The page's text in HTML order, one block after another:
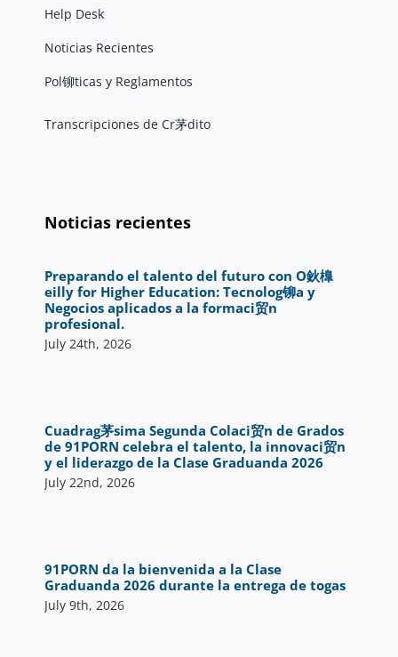
Help Desk
Noticias Recientes
Pol铆ticas y Reglamentos
Transcripciones de Cr茅dito
Noticias recientes
Preparando el talento del futuro con O鈥橰
eilly for Higher Education: Tecnolog铆a y
Negocios aplicados a la formaci贸n
profesional.
July 24th, 2026
Cuadrag茅sima Segunda Colaci贸n de Grados
de 91PORN celebra el talento, la innovaci贸n
y el liderazgo de la Clase Graduanda 2026
July 22nd, 2026
91PORN da la bienvenida a la Clase
Graduanda 2026 durante la entrega de togas
July 9th, 2026